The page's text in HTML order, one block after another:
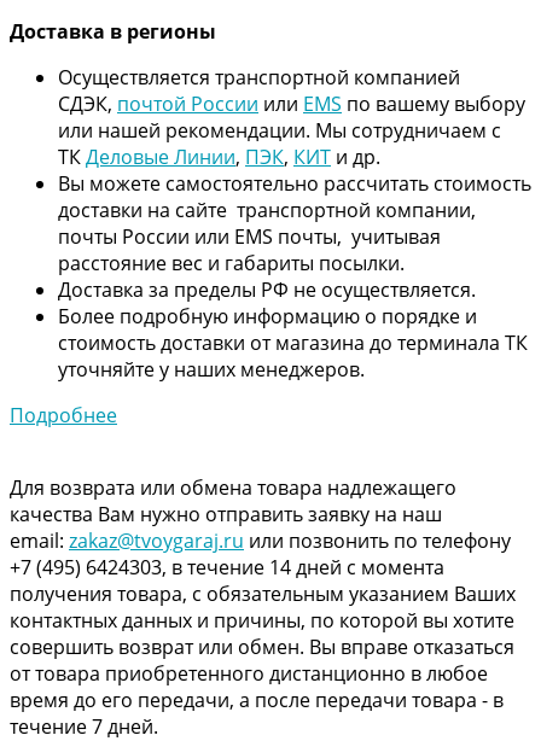
Доставка в регионы
Осуществляется транспортной компанией
СДЭК, почтой России или EMS по вашему выбору
или нашей рекомендации. Мы сотрудничаем с
ТКДеловые Линии, ПЭК, КИТ и др.
Вы можете самостоятельно рассчитать стоимость
доставки на сайте транспортной компании,
почты России или EMS почты, учитывая
расстояние вес и габариты посылки.
Доставка за пределы РФ не осуществляется.
Более подробную информацию о порядке и
стоимость доставки от магазина до терминала ТК
уточняйте у наших менеджеров.
Подробнее
Для возврата или обмена товара надлежащего
качества Вам нужно отправить заявку на наш
email: zakaz@tvoygaraj.ru или позвонить по телефону
+7 (495) 6424303, в течение 14 дней с момента
получения товара, с обязательным указанием Ваших
контактных данных и причины, по которой вы хотите
совершить возврат или обмен. Вы вправе отказаться
от товара приобретенного дистанционно в любое
время до его передачи, а после передачи товара - в
течение 7 дней.